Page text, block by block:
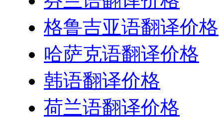
格鲁吉亚语翻译价格
哈萨克语翻译价格
韩语翻译价格
荷兰语翻译价格